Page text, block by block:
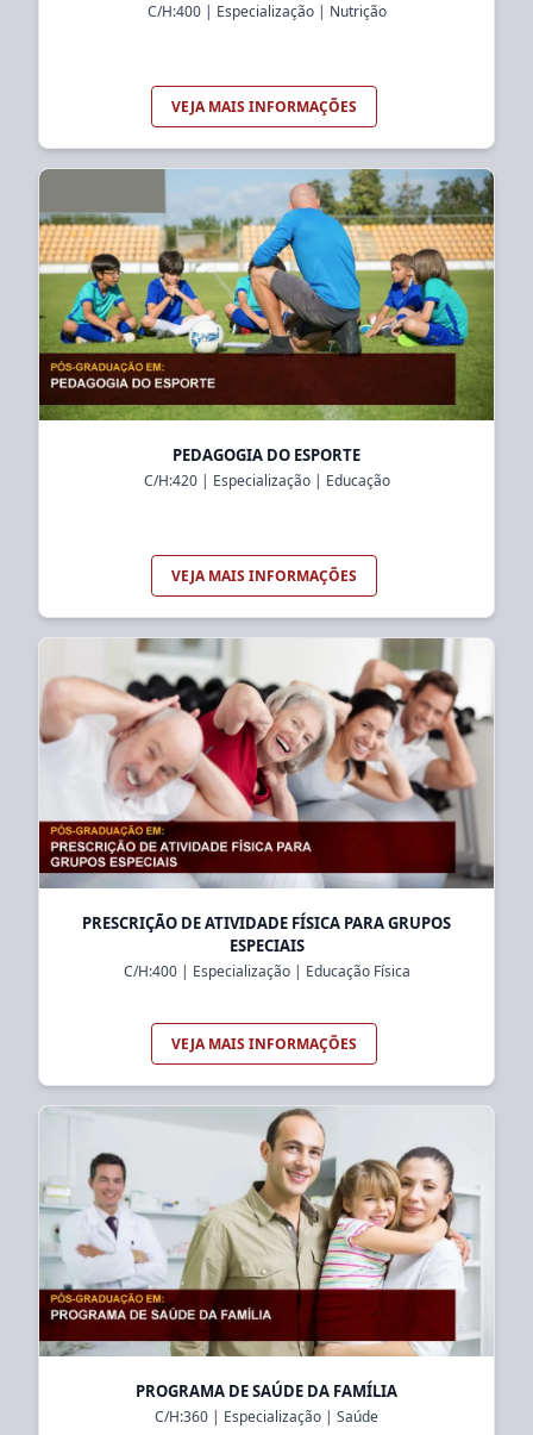
C/H:400| Especialização| Nutrição
VEJA MAIS INFORMAÇÕES
PEDAGOGIA DO ESPORTE
C/H:420| Especialização| Educação
VEJA MAIS INFORMAÇÕES
PRESCRIÇÃO DE ATIVIDADE FÍSICA PARA GRUPOS
ESPECIAIS
C/H:400| Especialização| Educação Física
VEJA MAIS INFORMAÇÕES
PROGRAMA DE SAÚDE DA FAMÍLIA
C/H:360 | Especialização | Saúde